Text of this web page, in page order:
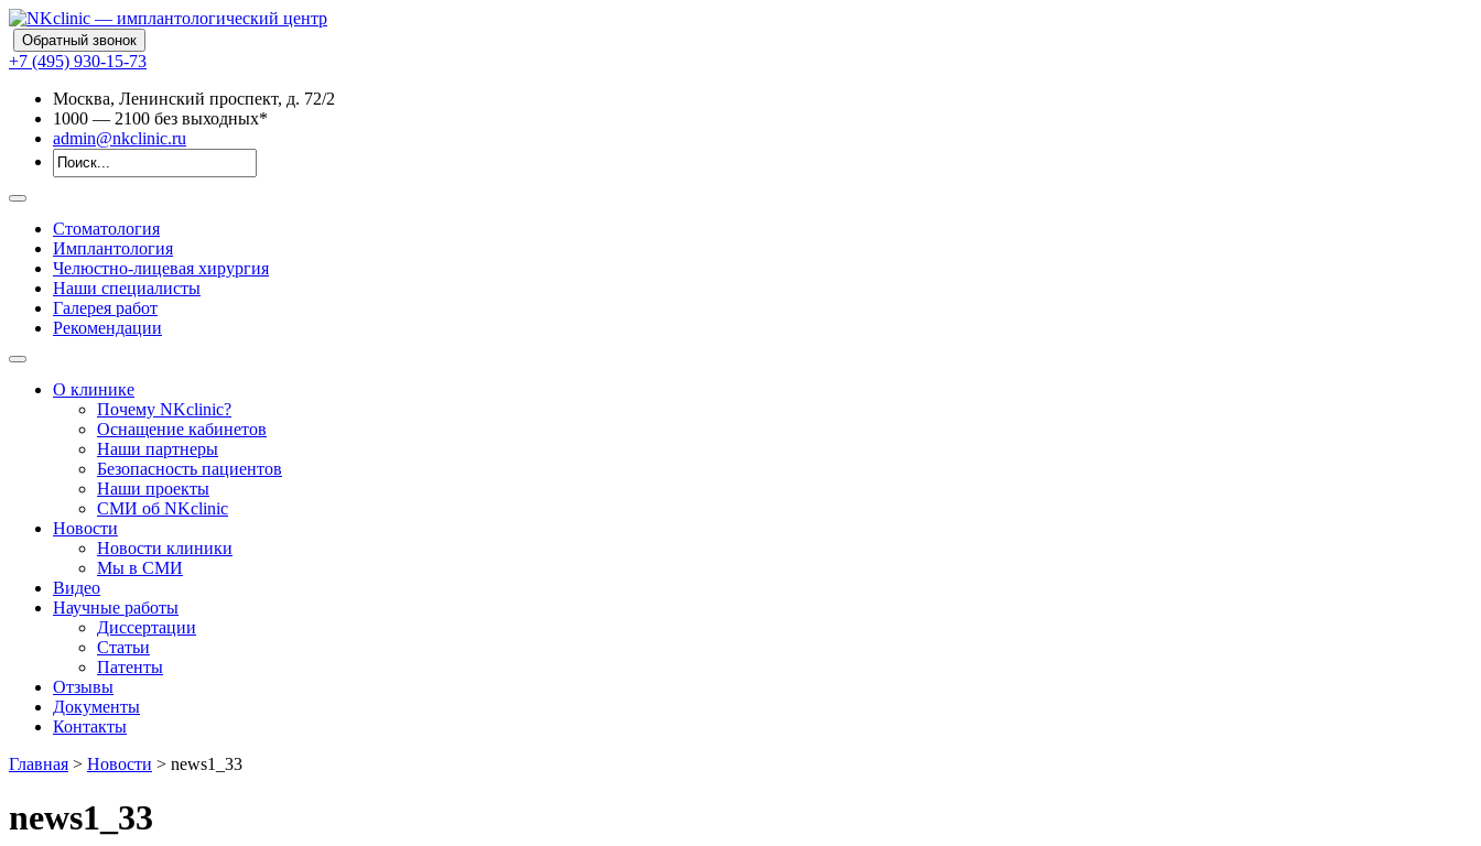
Обратный звонок
+7 (495) 930-15-73
Москва, Ленинский проспект, д. 72/2
1000 — 2100 без выходных*
admin@nkclinic.ru
Стоматология
Имплантология
Челюстно-лицевая хирургия
Наши специалисты
Галерея работ
Рекомендации
О клинике
Почему NKclinic?
Оснащение кабинетов
Наши партнеры
Безопасность пациентов
Наши проекты
СМИ об NKclinic
Новости
Новости клиники
Мы в СМИ
Видео
Научные работы
Диссертации
Статьи
Патенты
Отзывы
Документы
Контакты
Главная > Новости > news1_33
news1_33